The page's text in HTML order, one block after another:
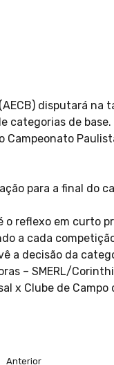
disputará na
categorias de base.
para a final do
reflexo em curto
a cada
a decisão da
– SMERL/
x Clube de Campo
Anterior